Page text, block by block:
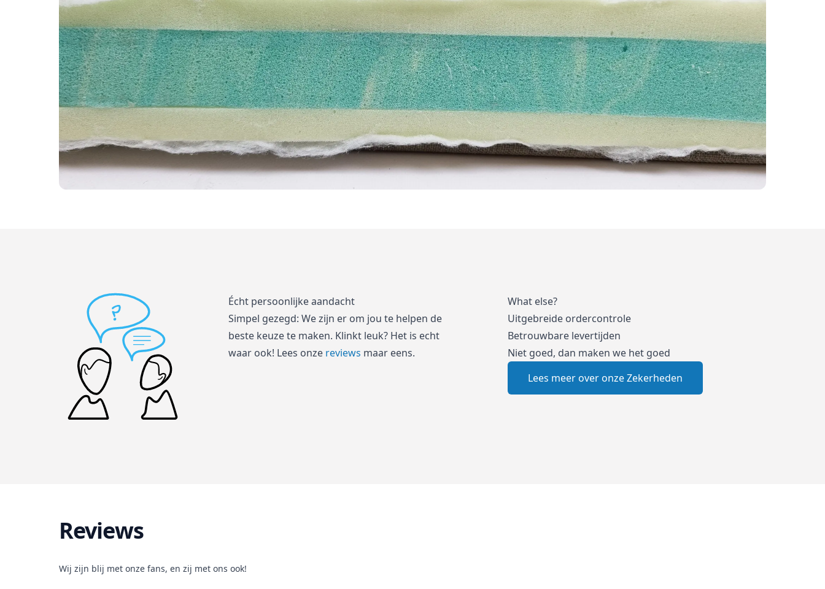
Écht persoonlijke aandacht
Simpel gezegd: We zijn er om jou te helpen de
beste keuze te maken. Klinkt leuk? Het is echt
waar ook! Lees onze reviews maar eens.
What else?
Uitgebreide ordercontrole
Betrouwbare levertijden
Niet goed, dan maken we het goed
Lees meer over onze Zekerheden
Reviews
Wij zijn blij met onze fans, en zij met ons ook!